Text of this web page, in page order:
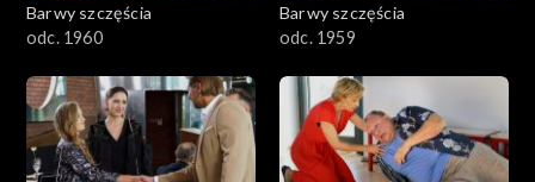
Barwy szczęścia
odc. 1960
Barwy szczęścia
odc. 1959